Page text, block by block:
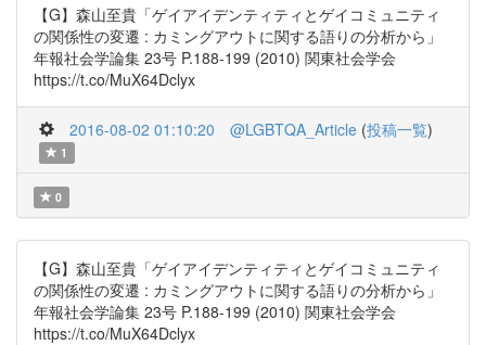
【G】森山至貴「ゲイアイデンティティとゲイコミュニティ
の関係性の変遷 : カミングアウトに関する語りの分析から」
年報社会学論集 23号 P.188-199 (2010) 関東社会学会
https://t.co/MuX64Dclyx
2016-08-02 01:10:20 @LGBTQA_Article (投稿一覧)
1
0
【G】森山至貴「ゲイアイデンティティとゲイコミュニティ
の関係性の変遷 : カミングアウトに関する語りの分析から」
年報社会学論集 23号 P.188-199 (2010) 関東社会学会
https://t.co/MuX64Dclyx